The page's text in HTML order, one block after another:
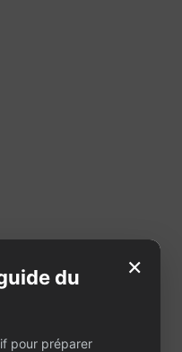
×
du
pour préparer